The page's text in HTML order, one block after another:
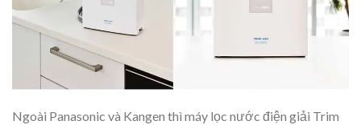
Ngoài Panasonic và Kangen thì máy lọc nước điện giải Trim